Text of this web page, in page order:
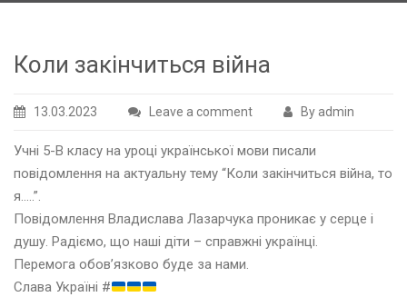
Коли закінчиться війна
13.03.2023 Leave a comment By admin
Учні 5-В класу на уроці української мови писали
повідомлення на актуальну тему “Коли закінчиться війна, то
я…..”.
Повідомлення Владислава Лазарчука проникає у серце і
душу. Радіємо, що наші діти – справжні українці.
Перемога обов’язково буде за нами.
Слава Україні #